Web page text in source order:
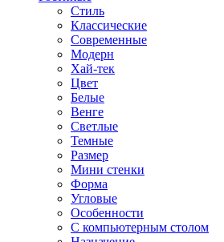
Стиль
Классические
Современные
Модерн
Хай-тек
Цвет
Белые
Венге
Светлые
Темные
Размер
Мини стенки
Форма
Угловые
Особенности
С компьютерным столом